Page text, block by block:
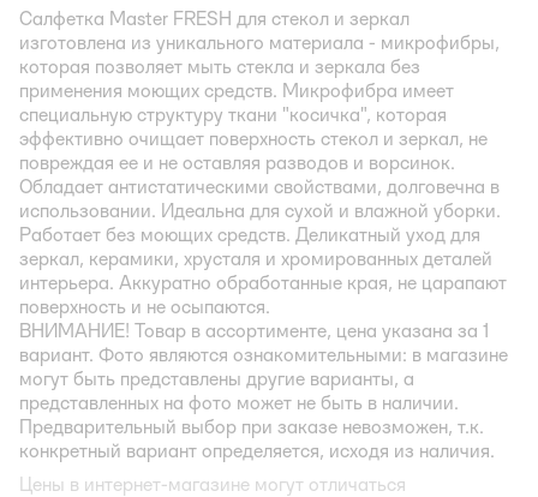
Салфетка Master FRESH для стекол и зеркал
изготовлена из уникального материала - микрофибры,
которая позволяет мыть стекла и зеркала без
применения моющих средств. Микрофибра имеет
специальную структуру ткани "косичка", которая
эффективно очищает поверхность стекол и зеркал, не
повреждая ее и не оставляя разводов и ворсинок.
Обладает антистатическими свойствами, долговечна в
использовании. Идеальна для сухой и влажной уборки.
Работает без моющих средств. Деликатный уход для
зеркал, керамики, хрусталя и хромированных деталей
интерьера. Аккуратно обработанные края, не царапают
поверхность и не осыпаются.
ВНИМАНИЕ! Товар в ассортименте, цена указана за 1
вариант. Фото являются ознакомительными: в магазине
могут быть представлены другие варианты, а
представленных на фото может не быть в наличии.
Предварительный выбор при заказе невозможен, т.к.
конкретный вариант определяется, исходя из наличия.
Цены в интернет-магазине могут отличаться